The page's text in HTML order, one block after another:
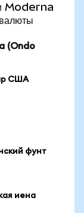
Moderna
(Ondo
США
фунт
иена